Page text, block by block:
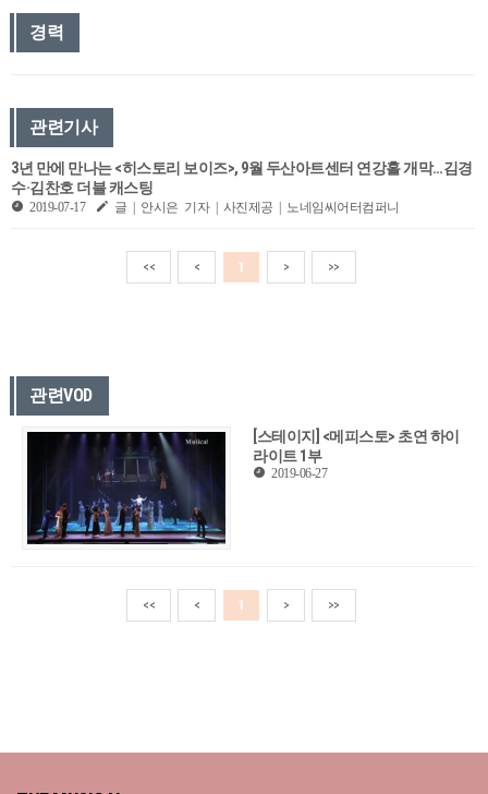
경력
관련기사
3년 만에 만나는 <히스토리 보이즈>, 9월 두산아트센터 연강홀 개막…김경
수·김찬호 더블 캐스팅
2019-07-17 글 | 안시은 기자 | 사진제공 | 노네임씨어터컴퍼니
<< < 1 > >>
관련VOD
[스테이지] <메피스토> 초연 하이
라이트 1부
2019-06-27
<< < 1 > >>